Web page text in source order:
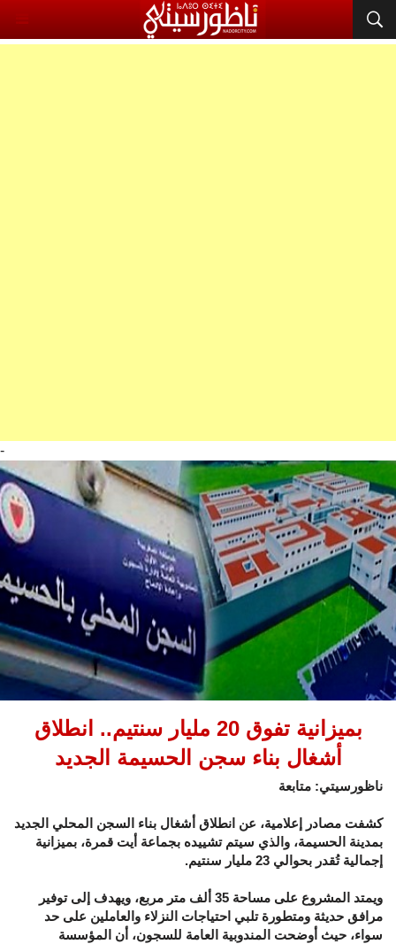
-
بميزانية تفوق 20 مليار سنتيم.. انطلاق
أشغال بناء سجن الحسيمة الجديد
ناظورسيتي: متابعة
كشفت مصادر إعلامية، عن انطلاق أشغال بناء السجن المحلي الجديد
بمدينة الحسيمة، والذي سيتم تشييده بجماعة أيت قمرة، بميزانية
إجمالية تُقدر بحوالي 23 مليار سنتيم.
ويمتد المشروع على مساحة 35 ألف متر مربع، ويهدف إلى توفير
مرافق حديثة ومتطورة تلبي احتياجات النزلاء والعاملين على حد
سواء، حيث أوضحت المندوبية العامة للسجون، أن المؤسسة